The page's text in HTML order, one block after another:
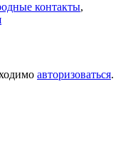
контакты,
авторизоваться.